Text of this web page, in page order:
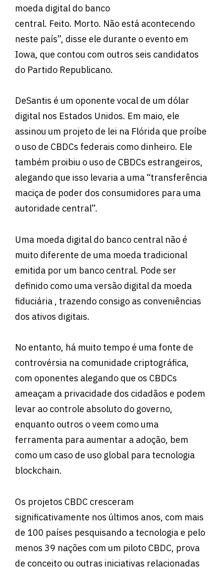
moeda digital do banco
central. Feito. Morto. Não está acontecendo
neste país”, disse ele durante o evento em
Iowa, que contou com outros seis candidatos
do Partido Republicano.
DeSantis é um oponente vocal de um dólar
digital nos Estados Unidos. Em maio, ele
assinou um projeto de lei na Flórida que proíbe
o uso de CBDCs federais como dinheiro. Ele
também proibiu o uso de CBDCs estrangeiros,
alegando que isso levaria a uma “transferência
maciça de poder dos consumidores para uma
autoridade central”.
Uma moeda digital do banco central não é
muito diferente de uma moeda tradicional
emitida por um banco central. Pode ser
definido como uma versão digital da moeda
fiduciária , trazendo consigo as conveniências
dos ativos digitais.
No entanto, há muito tempo é uma fonte de
controvérsia na comunidade criptográfica,
com oponentes alegando que os CBDCs
ameaçam a privacidade dos cidadãos e podem
levar ao controle absoluto do governo,
enquanto outros o veem como uma
ferramenta para aumentar a adoção, bem
como um caso de uso global para tecnologia
blockchain.
Os projetos CBDC cresceram
significativamente nos últimos anos, com mais
de 100 países pesquisando a tecnologia e pelo
menos 39 nações com um piloto CBDC, prova
de conceito ou outras iniciativas relacionadas